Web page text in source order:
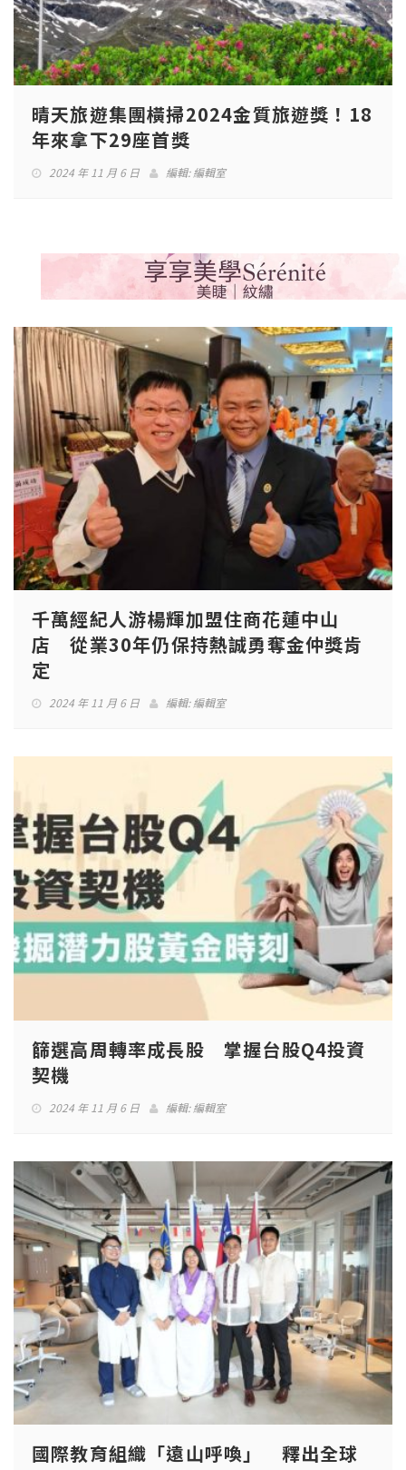
晴天旅遊集團橫掃2024金質旅遊獎！18
年來拿下29座首獎
2024 年 11 月 6 日 編輯:編輯室
千萬經紀人游楊輝加盟住商花蓮中山
店 從業30年仍保持熱誠勇奪金仲獎肯
定
2024 年 11 月 6 日 編輯:編輯室
篩選高周轉率成長股 掌握台股Q4投資
契機
2024 年 11 月 6 日 編輯:編輯室
國際教育組織「遠山呼喚」 釋出全球